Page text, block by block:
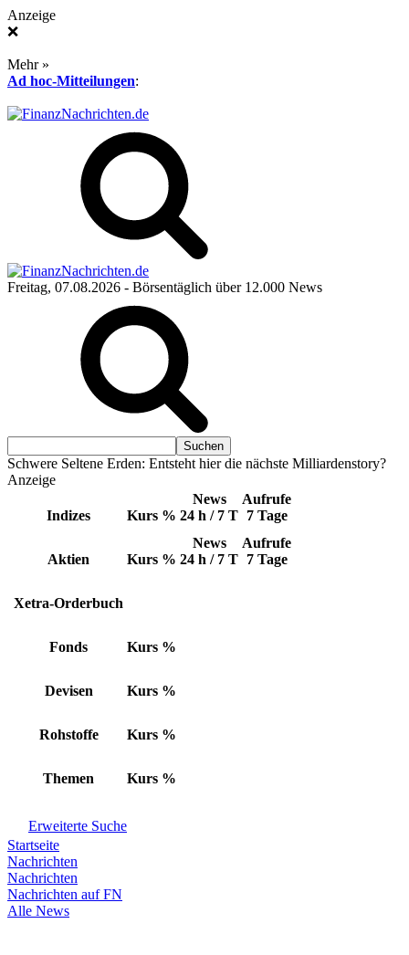
Anzeige
❌
Mehr »
Ad hoc-Mitteilungen:
Freitag, 07.08.2026 - Börsentäglich über 12.000 News
Schwere Seltene Erden: Entsteht hier die nächste Milliardenstory?
Anzeige
Indizes Kurs %
News
24 h / 7 T
Aufrufe
7 Tage
Aktien Kurs %
News
24 h / 7 T
Aufrufe
7 Tage
Xetra-Orderbuch
Fonds Kurs %
Devisen Kurs %
Rohstoffe Kurs %
Themen Kurs %
Erweiterte Suche
Startseite
Nachrichten
Nachrichten
Nachrichten auf FN
Alle News